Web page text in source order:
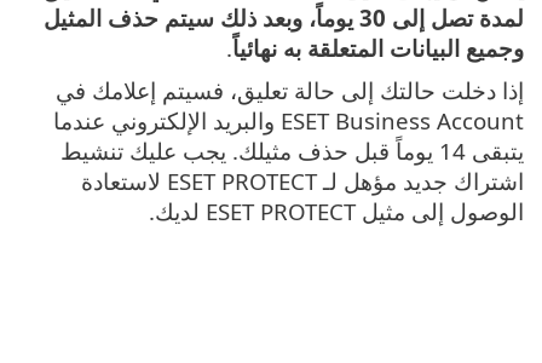
لمدة تصل إلى 30 يوماً، وبعد ذلك سيتم حذف المثيل
وجميع البيانات المتعلقة به نهائياً.
إذا دخلت حالتك إلى حالة تعليق، فسيتم إعلامك في
ESET Business Account والبريد الإلكتروني عندما
يتبقى 14 يوماً قبل حذف مثيلك. يجب عليك تنشيط
اشتراك جديد مؤهل لـ ESET PROTECT لاستعادة
الوصول إلى مثيل ESET PROTECT لديك.